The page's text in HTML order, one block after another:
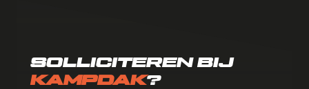
SOLLICITEREN BIJ
KAMPDAK?